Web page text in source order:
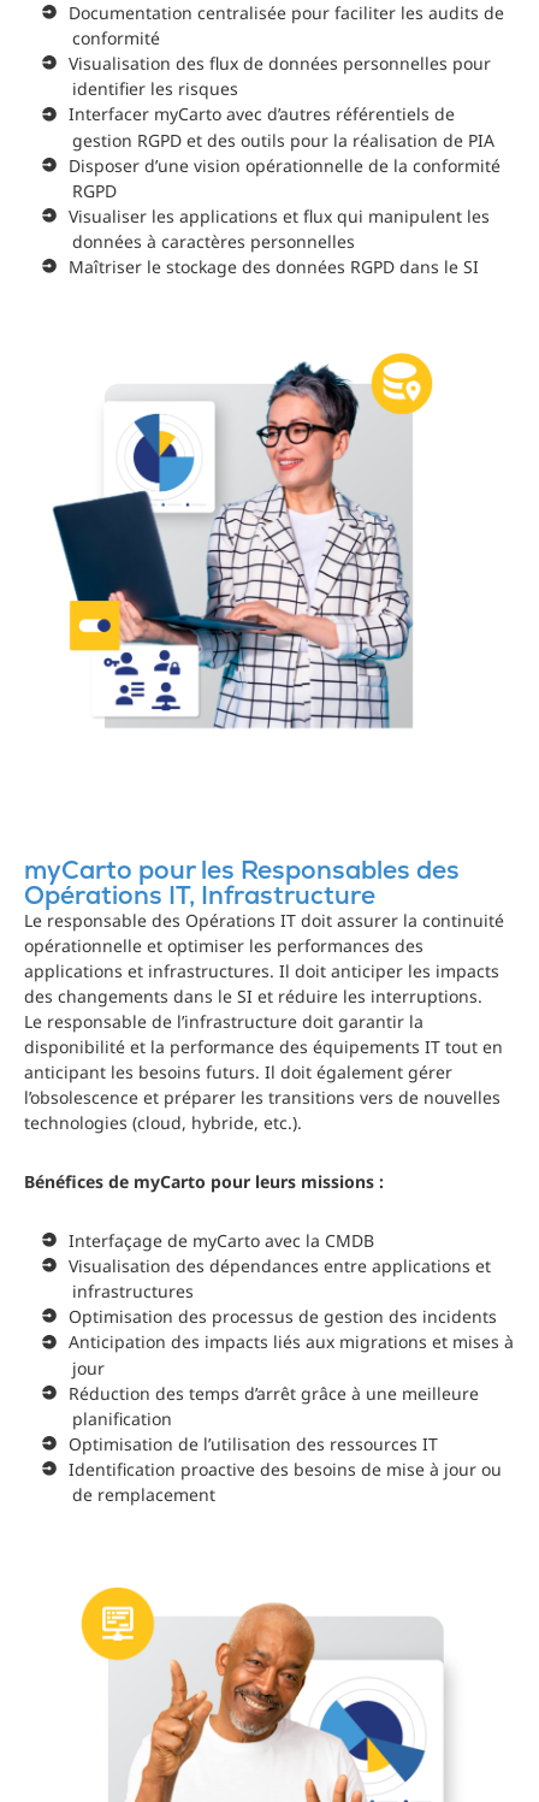
Documentation centralisée pour faciliter les audits de
conformité
Visualisation des flux de données personnelles pour
identifier les risques
Interfacer myCarto avec d’autres référentiels de
gestion RGPD et des outils pour la réalisation de PIA
Disposer d’une vision opérationnelle de la conformité
RGPD
Visualiser les applications et flux qui manipulent les
données à caractères personnelles
Maîtriser le stockage des données RGPD dans le SI
myCarto pour les Responsables des
Opérations IT, Infrastructure
Le responsable des Opérations IT doit assurer la continuité
opérationnelle et optimiser les performances des
applications et infrastructures. Il doit anticiper les impacts
des changements dans le SI et réduire les interruptions.
Le responsable de l’infrastructure doit garantir la
disponibilité et la performance des équipements IT tout en
anticipant les besoins futurs. Il doit également gérer
l’obsolescence et préparer les transitions vers de nouvelles
technologies (cloud, hybride, etc.).
Bénéfices de myCarto pour leurs missions :
Interfaçage de myCarto avec la CMDB
Visualisation des dépendances entre applications et
infrastructures
Optimisation des processus de gestion des incidents
Anticipation des impacts liés aux migrations et mises à
jour
Réduction des temps d’arrêt grâce à une meilleure
planification
Optimisation de l’utilisation des ressources IT
Identification proactive des besoins de mise à jour ou
de remplacement